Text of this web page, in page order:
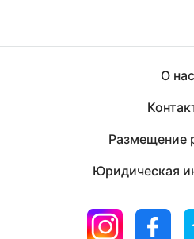
О нас
Размещение
Юридическая